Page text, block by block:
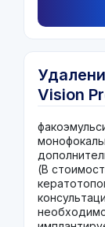
Vision
(В